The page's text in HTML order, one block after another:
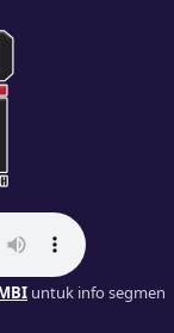
untuk info segmen